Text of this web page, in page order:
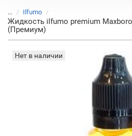
... Ilfumo
Жидкость ilfumo premium
(Премиум)
Нет в наличии